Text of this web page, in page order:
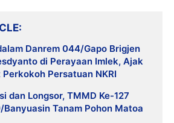
Danrem 044/Gapo Brigjen
di Perayaan Imlek, Ajak
Persatuan NKRI
dan Longsor, TMMD Ke-127
Tanam Pohon Matoa